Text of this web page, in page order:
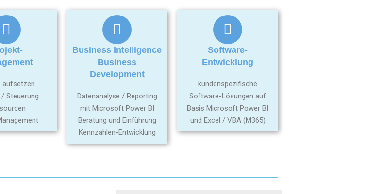
aufsetzen
/ Steuerung
Business Intelligence
Business
Development
Datenanalyse / Reporting
mit Microsoft Power BI
Beratung und Einführung
Kennzahlen-Entwicklung
Software-
Entwicklung
kundenspezifische
Software-Lösungen auf
Basis Microsoft Power BI
und Excel / VBA (M365)